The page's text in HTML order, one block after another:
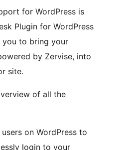
for WordPress is
Plugin for WordPress
you to bring your
by Zervise, into
site.
of all the
on WordPress to
login to your